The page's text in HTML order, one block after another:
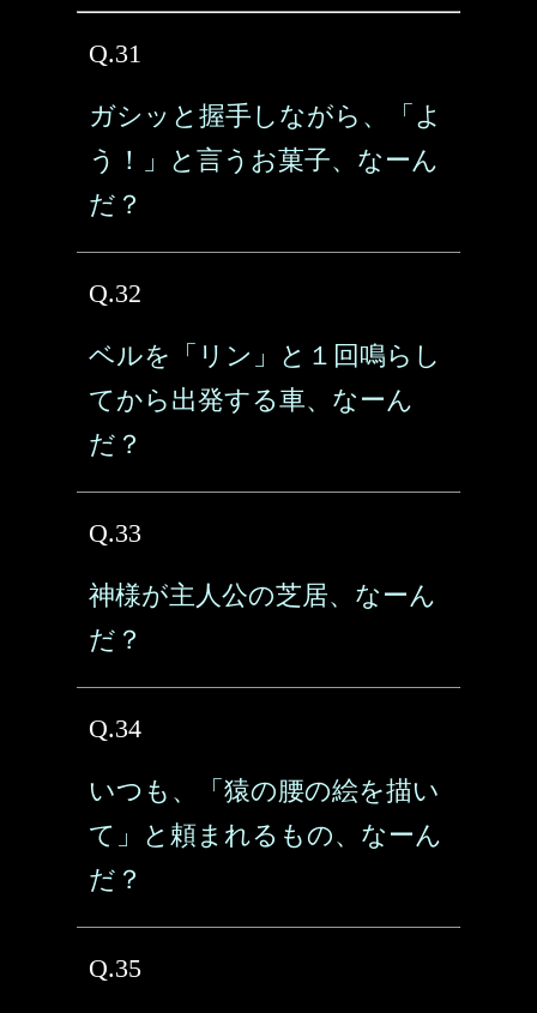
Q.31
ガシッと握手しながら、「よ
う！」と言うお菓子、なーん
だ？
Q.32
ベルを「リン」と１回鳴らし
てから出発する車、なーん
だ？
Q.33
神様が主人公の芝居、なーん
だ？
Q.34
いつも、「猿の腰の絵を描い
て」と頼まれるもの、なーん
だ？
Q.35